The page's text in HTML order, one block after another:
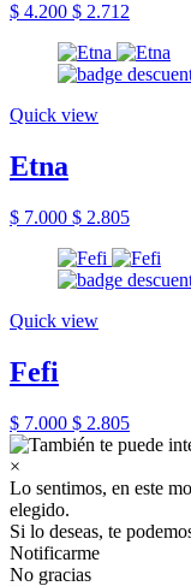
$ 4.200 $ 2.712
Quick view
Etna
$ 7.000 $ 2.805
Quick view
Fefi
$ 7.000 $ 2.805
×
Lo sentimos, en este
elegido.
Si lo deseas, te
Notificarme
No gracias